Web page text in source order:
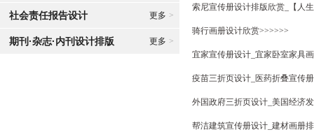
社会责任报告设计 更多 >
期刊·杂志·内刊设计排版 更多 >
索尼宣传册设计排版欣赏_【人
骑行画册设计欣赏>>>>>>
宜家宣传册设计_宜家卧室家具
疫苗三折页设计_医药折叠宣传
外国政府三折页设计_美国经济
帮洁建筑宣传册设计_建材画册